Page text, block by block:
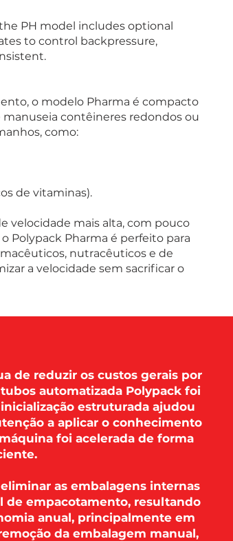
PH model includes optional
to control backpressure,
o modelo Pharma é compacto
contêineres redondos ou
como:
de vitaminas).
velocidade mais alta, com pouco
Polypack Pharma é perfeito para
nutracêuticos e de
a velocidade sem sacrificar o
de reduzir os custos gerais por
automatizada Polypack foi
estruturada ajudou
a aplicar o conhecimento
foi acelerada de forma
as embalagens internas
de empacotamento, resultando
anual, principalmente em
da embalagem manual,